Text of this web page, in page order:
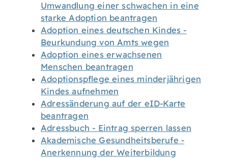
Umwandlung einer schwachen in eine
starke Adoption beantragen
Adoption eines deutschen Kindes -
Beurkundung von Amts wegen
Adoption eines erwachsenen
Menschen beantragen
Adoptionspflege eines minderjährigen
Kindes aufnehmen
Adressänderung auf der eID-Karte
beantragen
Adressbuch - Eintrag sperren lassen
Akademische Gesundheitsberufe -
Anerkennung der Weiterbildung